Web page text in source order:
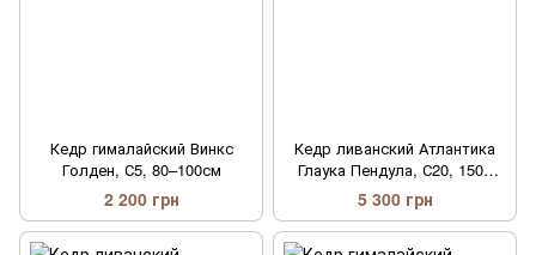
Кедр гималайский Винкс
Голден, С5, 80–100см
2 200 грн
Кедр ливанский Атлантика
Глаука Пендула, С20, 150–
170см
5 300 грн